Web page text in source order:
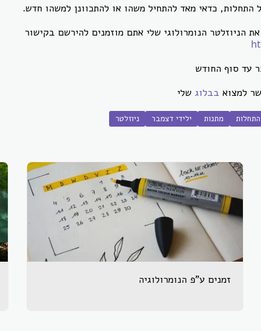
התחלות, כדאי מאד להתחיל משהו או להתכוונן למשהו חדש.
הניוזלטר הנומרולוגי שלי אתם מוזמנים להירשם בקישור
עד סוף החודש
למצוא בבלוג שלי
התחלות מתנות ילידי דצמבר ניוזלטר
זמנים ע"פ הנומרולוגיה